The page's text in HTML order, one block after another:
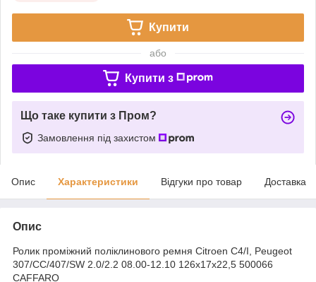
Купити
або
Купити з
Що таке купити з Пром?
Замовлення під захистом
Опис Характеристики Відгуки про товар Доставка
Опис
Ролик проміжний поліклинового ремня Citroen C4/I, Peugeot
307/CC/407/SW 2.0/2.2 08.00-12.10 126x17x22,5 500066
CAFFARO